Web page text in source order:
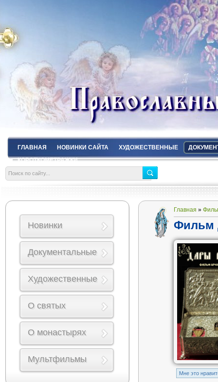
ГЛАВНАЯ НОВИНКИ САЙТА ХУДОЖЕСТВЕННЫЕ
КОРОТКОМЕТРАЖКИ
Главная »
Фильм
Mне это
Новинки
Документальные
Художественные
О святых
О монастырях
Мультфильмы